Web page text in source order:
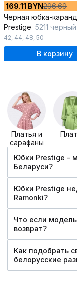
169.11 BYN296.69
Prestige 5211 черный
42, 44, 48, 50
В корзину
Платья и
сарафаны
Юбки Prestige -
Беларуси?
Юбки Prestige
Ramonki?
Что если
возврат?
Как подобрать
белорусские